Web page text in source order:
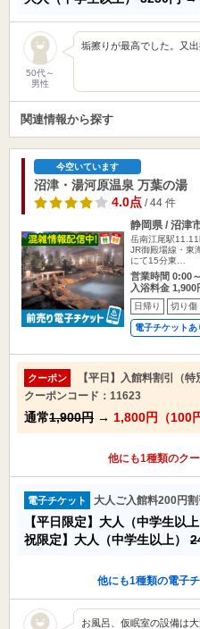
50代～
男性
垢擦りが最高でした。又出
関連情報から探す
今空いています
沼津・湯河原温泉 万葉の湯
4.0点/ 44 件
静岡県 / 沼津
岳南江尾駅
JR御殿場線・東
にて15分東…
営業時間 0:00
入浴料金 1,900
日帰り 切り傷
電子チケットあ
クーポン
【平日】入館料割引（特
クーポンコード：11623
通常1,900円 → 1,800円（100
他にも1種類のク
電子チケット 大人ご入館料200円割
【平日限定】大人（中学生以上
祝限定】大人（中学生以上）
他にも1種類の電子
お風呂、仮眠室の設備は